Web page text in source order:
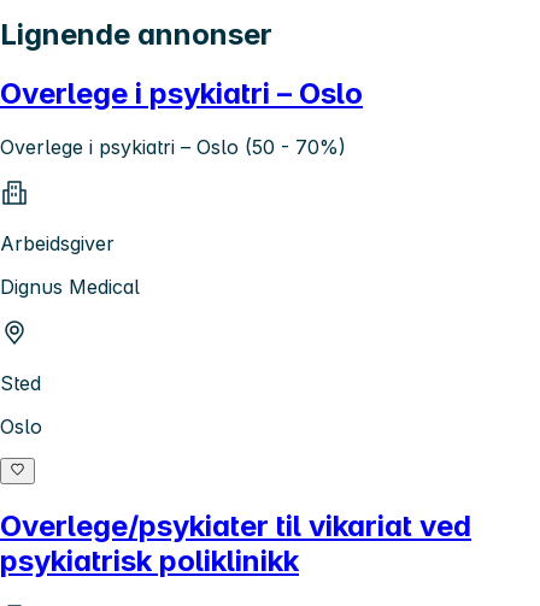
Lignende annonser
Overlege i psykiatri – Oslo
Overlege i psykiatri – Oslo (50 - 70%)
Arbeidsgiver
Dignus Medical
Sted
Oslo
Overlege/psykiater til vikariat ved
psykiatrisk poliklinikk